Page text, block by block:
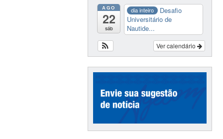
AGO
22
sáb
dia inteiro
Desafio
Universitário de
Nautide...
Ver calendário